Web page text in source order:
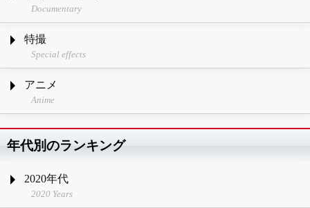
Documentary
特撮
Special effects
アニメ
Anime
年代別のランキング
2020年代
2020 Years